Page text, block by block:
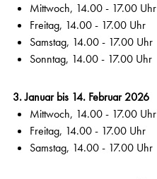
Mittwoch, 14.00 - 17.00 Uhr
Freitag, 14.00 - 17.00 Uhr
Samstag, 14.00 - 17.00 Uhr
Sonntag, 14.00 - 17.00 Uhr
3. Januar bis 14. Februar 2026
Mittwoch, 14.00 - 17.00 Uhr
Freitag, 14.00 - 17.00 Uhr
Samstag, 14.00 - 17.00 Uhr